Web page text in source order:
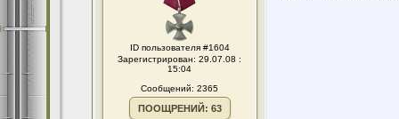
ID пользователя #1604
Зарегистрирован: 29.07.08 :
15:04
Сообщений: 2365
ПООЩРЕНИЙ: 63